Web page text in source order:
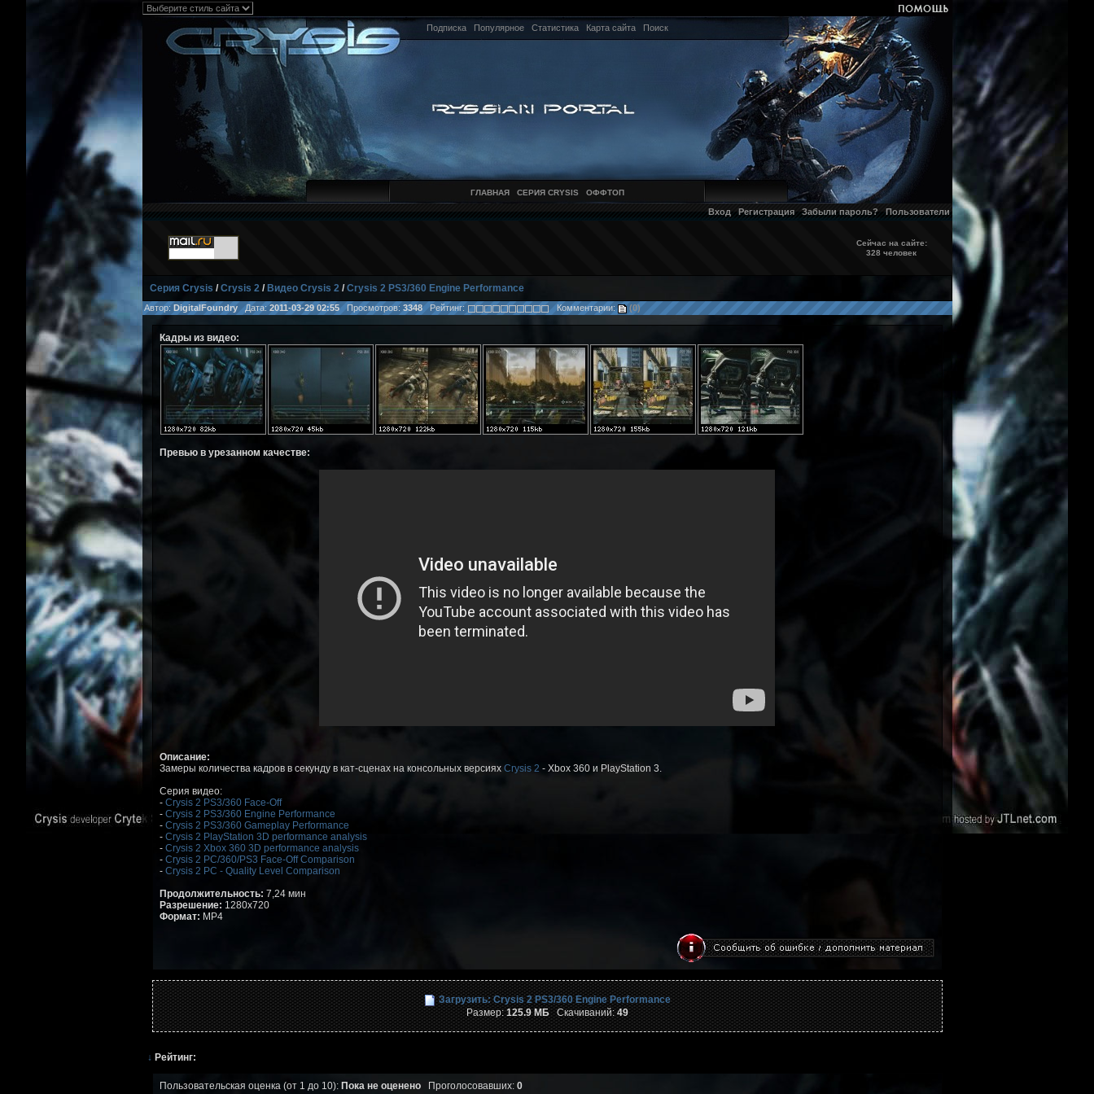
Подписка Популярное Статистика Карта сайта Поиск
ГЛАВНАЯ СЕРИЯ CRYSIS ОФФТОП
Вход Регистрация Забыли пароль? Пользователи
Сейчас на сайте:
328 человек
Серия Crysis /Crysis 2/ Видео Crysis 2/Crysis 2 PS3/360 Engine Performance
Автор: DigitalFoundryДата:2011-03-29 02:55Просмотров: 3348Рейтинг: Комментарии: (0)
Кадры из видео:
Превью в урезанном качестве:
Описание:
Замеры количества кадров в секунду в кат-сценах на консольных версиях Crysis 2 - Xbox 360 и PlayStation 3.
Серия видео:
- Crysis 2 PS3/360 Face-Off
- Crysis 2 PS3/360 Engine Performance
- Crysis 2 PS3/360 Gameplay Performance
- Crysis 2 PlayStation 3D performance analysis
- Crysis 2 Xbox 360 3D performance analysis
- Crysis 2 PC/360/PS3 Face-Off Comparison
- Crysis 2 PC - Quality Level Comparison
Продолжительность: 7,24 мин
Разрешение: 1280x720
Формат: MP4
Загрузить: Crysis 2 PS3/360 Engine Performance
Размер:125.9 МБСкачиваний:49
↓ Рейтинг:
Пользовательская оценка (от 1 до 10): Пока не оцененоПроголосовавших: 0